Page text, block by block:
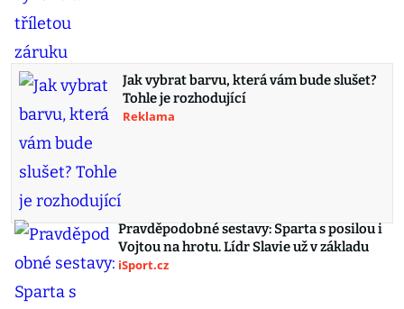
Jak vybrat barvu, která vám bude slušet?
Tohle je rozhodující
Reklama
Pravděpodobné sestavy: Sparta s posilou i
Vojtou na hrotu. Lídr Slavie už v základu
iSport.cz